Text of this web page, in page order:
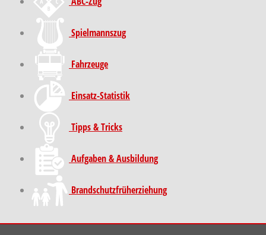
Spielmannszug
Fahrzeuge
Einsatz-Statistik
Tipps & Tricks
Aufgaben & Ausbildung
Brand­schutz­früh­erziehung